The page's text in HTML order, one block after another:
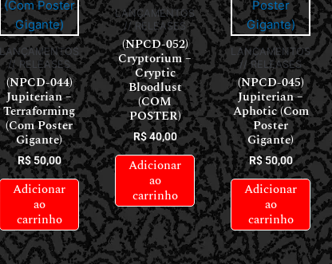
LANÇAMENTOS
// RELEASES
(NPCD-044)
Jupiterian –
Terraforming
(Com Poster
Gigante)
R$50,00
Adicionar
ao
carrinho
LANÇAMENTOS
// RELEASES
(NPCD-052)
Cryptorium –
Cryptic
Bloodlust
(COM
POSTER)
R$40,00
Adicionar
ao
carrinho
LANÇAMENTOS
// RELEASES
(NPCD-045)
Jupiterian –
Aphotic (Com
Poster
Gigante)
R$50,00
Adicionar
ao
carrinho